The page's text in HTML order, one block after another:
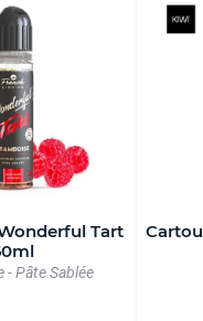
Tart
- Pâte Sablée